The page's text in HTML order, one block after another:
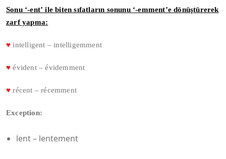
Sonu ‘-ent’ ile biten sıfatların sonunu ‘-emment’e dönüştürerek
zarf yapma:
♥ intelligent – intelligemment
♥ évident – évidemment
♥récent – récemment
Exception:
lent – lentement